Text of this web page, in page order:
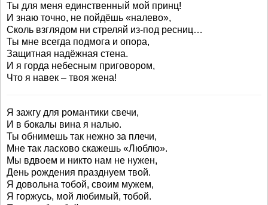
Ты для меня единственный мой принц!
И знаю точно, не пойдёшь «налево»,
Сколь взглядом ни стреляй из-под ресниц…
Ты мне всегда подмога и опора,
Защитная надёжная стена.
И я горда небесным приговором,
Что я навек – твоя жена!
Я зажгу для романтики свечи,
И в бокалы вина я налью.
Ты обнимешь так нежно за плечи,
Мне так ласково скажешь «Люблю».
Мы вдвоем и никто нам не нужен,
День рождения празднуем твой.
Я довольна тобой, своим мужем,
Я горжусь, мой любимый, тобой.